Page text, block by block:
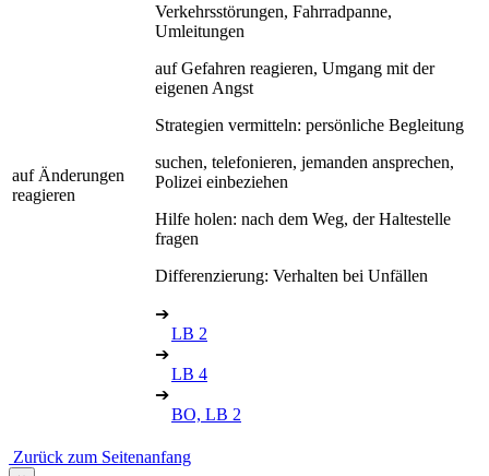
auf Änderungen
reagieren
Verkehrsstörungen, Fahrradpanne,
Umleitungen
auf Gefahren reagieren, Umgang mit der
eigenen Angst
Strategien vermitteln: persönliche Begleitung
suchen, telefonieren, jemanden ansprechen,
Polizei einbeziehen
Hilfe holen: nach dem Weg, der Haltestelle
fragen
Differenzierung: Verhalten bei Unfällen
➔
LB 2
➔
LB 4
➔
BO, LB 2
Zurück zum Seitenanfang